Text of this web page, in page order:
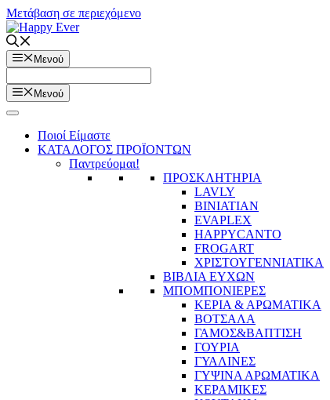
Μετάβαση σε περιεχόμενο
Μενού
Μενού
Ποιοί Είμαστε
ΚΑΤΑΛΟΓΟΣ ΠΡΟΪΟΝΤΩΝ
Παντρεύομαι!
ΠΡΟΣΚΛΗΤΗΡΙΑ
LAVLY
BINIATIAN
EVAPLEX
HAPPYCANTO
FROGART
ΧΡΙΣΤΟΥΓΕΝΝΙΑΤΙΚΑ
ΒΙΒΛΙΑ ΕΥΧΩΝ
ΜΠΟΜΠΟΝΙΕΡΕΣ
ΚΕΡΙΑ & ΑΡΩΜΑΤΙΚΑ
ΒΟΤΣΑΛΑ
ΓΑΜΟΣ&ΒΑΠΤΙΣΗ
ΓΟΥΡΙΑ
ΓΥΑΛΙΝΕΣ
ΓΥΨΙΝΑ ΑΡΩΜΑΤΙΚΑ
ΚΕΡΑΜΙΚΕΣ